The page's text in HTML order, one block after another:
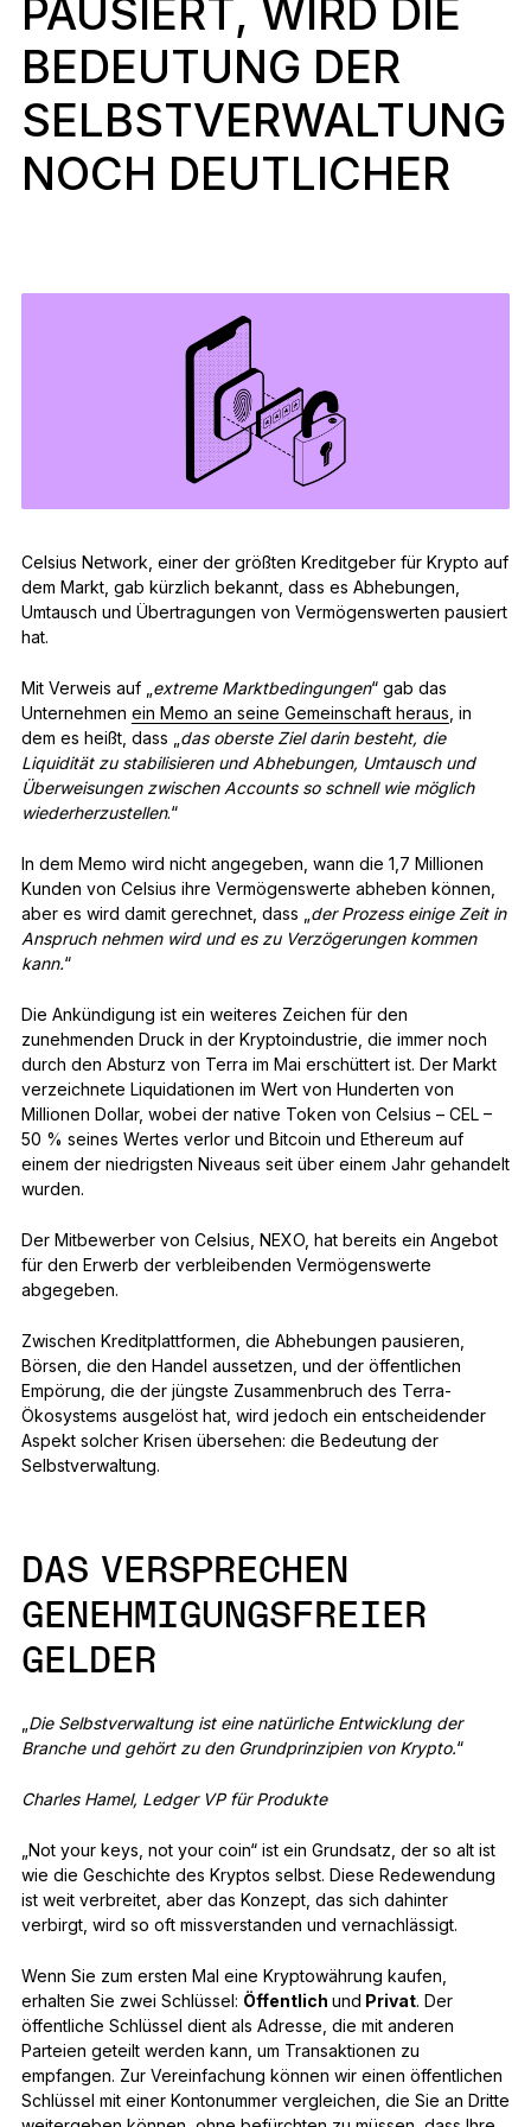
Zubehör
Wiederherstellungslösungen
Limitierte Editionen
Alle Produkte anzeigen
PAUSIERT, WIRD DIE
BEDEUTUNG DER
SELBSTVERWALTUNG
NOCH DEUTLICHER
Celsius Network, einer der größten Kreditgeber für Krypto auf
dem Markt, gab kürzlich bekannt, dass es Abhebungen,
Umtausch und Übertragungen von Vermögenswerten pausiert
hat.
Mit Verweis auf „ extreme Marktbedingungen“ gab das
Unternehmen ein Memo an seine Gemeinschaft heraus , in
dem es heißt, dass „ das oberste Ziel darin besteht, die
Liquidität zu stabilisieren und Abhebungen, Umtausch und
Überweisungen zwischen Accounts so schnell wie möglich
wiederherzustellen.“
In dem Memo wird nicht angegeben, wann die 1,7 Millionen
Kunden von Celsius ihre Vermögenswerte abheben können,
aber es wird damit gerechnet, dass „ der Prozess einige Zeit in
Anspruch nehmen wird und es zu Verzögerungen kommen
kann.“
Die Ankündigung ist ein weiteres Zeichen für den
zunehmenden Druck in der Kryptoindustrie, die immer noch
durch den Absturz von Terra im Mai erschüttert ist. Der Markt
verzeichnete Liquidationen im Wert von Hunderten von
Millionen Dollar, wobei der native Token von Celsius – CEL –
50 % seines Wertes verlor und Bitcoin und Ethereum auf
einem der niedrigsten Niveaus seit über einem Jahr gehandelt
wurden.
Der Mitbewerber von Celsius, NEXO, hat bereits ein Angebot
für den Erwerb der verbleibenden Vermögenswerte
abgegeben.
Zwischen Kreditplattformen, die Abhebungen pausieren,
Börsen, die den Handel aussetzen, und der öffentlichen
Empörung, die der jüngste Zusammenbruch des Terra-
Ökosystems ausgelöst hat, wird jedoch ein entscheidender
Aspekt solcher Krisen übersehen: die Bedeutung der
Selbstverwaltung.
DAS VERSPRECHEN
GENEHMIGUNGSFREIER
GELDER
Die Selbstverwaltung ist eine natürliche Entwicklung der
Branche und gehört zu den Grundprinzipien von Krypto.“
Charles Hamel, Ledger VP für Produkte
„Not your keys, not your coin“ ist ein Grundsatz, der so alt ist
wie die Geschichte des Kryptos selbst. Diese Redewendung
ist weit verbreitet, aber das Konzept, das sich dahinter
verbirgt, wird so oft missverstanden und vernachlässigt.
Wenn Sie zum ersten Mal eine Kryptowährung kaufen,
erhalten Sie zwei Schlüssel: Öffentlich und Privat. Der
öffentliche Schlüssel dient als Adresse, die mit anderen
Parteien geteilt werden kann, um Transaktionen zu
empfangen. Zur Vereinfachung können wir einen öffentlichen
Schlüssel mit einer Kontonummer vergleichen, die Sie an Dritte